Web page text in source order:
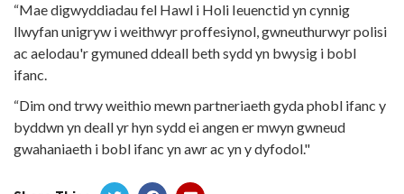
“Mae digwyddiadau fel Hawl i Holi Ieuenctid yn cynnig
llwyfan unigryw i weithwyr proffesiynol, gwneuthurwyr polisi
ac aelodau'r gymuned ddeall beth sydd yn bwysig i bobl
ifanc.
“Dim ond trwy weithio mewn partneriaeth gyda phobl ifanc y
byddwn yn deall yr hyn sydd ei angen er mwyn gwneud
gwahaniaeth i bobl ifanc yn awr ac yn y dyfodol."